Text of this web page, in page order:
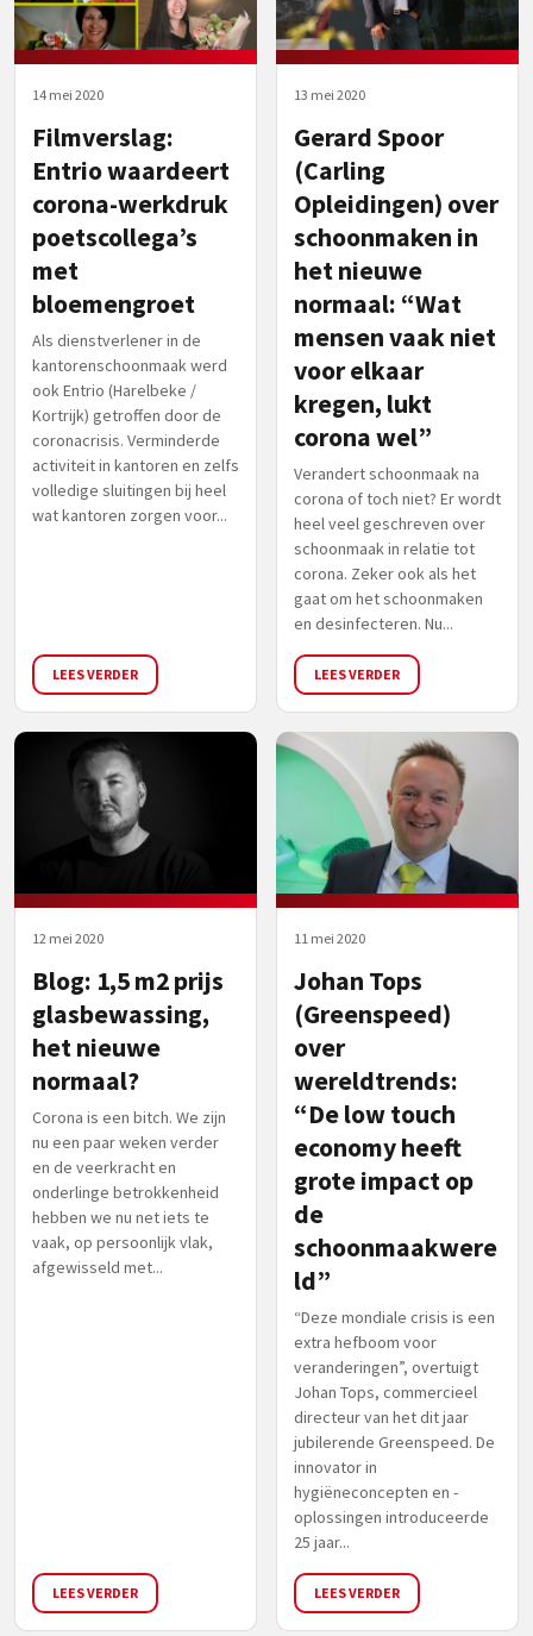
14 mei 2020
Filmverslag:
Entrio waardeert
corona-werkdruk
poetscollega’s
met
bloemengroet
Als dienstverlener in de
kantorenschoonmaak werd
ook Entrio (Harelbeke /
Kortrijk) getroffen door de
coronacrisis. Verminderde
activiteit in kantoren en zelfs
volledige sluitingen bij heel
wat kantoren zorgen voor...
LEES VERDER
13 mei 2020
Gerard Spoor
(Carling
Opleidingen) over
schoonmaken in
het nieuwe
normaal: “Wat
mensen vaak niet
voor elkaar
kregen, lukt
corona wel”
Verandert schoonmaak na
corona of toch niet? Er wordt
heel veel geschreven over
schoonmaak in relatie tot
corona. Zeker ook als het
gaat om het schoonmaken
en desinfecteren. Nu...
LEES VERDER
12 mei 2020
Blog: 1,5 m2 prijs
glasbewassing,
het nieuwe
normaal?
Corona is een bitch. We zijn
nu een paar weken verder
en de veerkracht en
onderlinge betrokkenheid
hebben we nu net iets te
vaak, op persoonlijk vlak,
afgewisseld met...
LEES VERDER
11 mei 2020
Johan Tops
(Greenspeed)
over
wereldtrends:
“De low touch
economy heeft
grote impact op
de
schoonmaakwere
ld”
“Deze mondiale crisis is een
extra hefboom voor
veranderingen”, overtuigt
Johan Tops, commercieel
directeur van het dit jaar
jubilerende Greenspeed. De
innovator in
hygiëneconcepten en -
oplossingen introduceerde
25 jaar...
LEES VERDER